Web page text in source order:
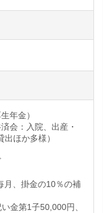
年金）
会：入院、出産・
ほか多様）
月、掛金の10％の補
金第1子50,000円、